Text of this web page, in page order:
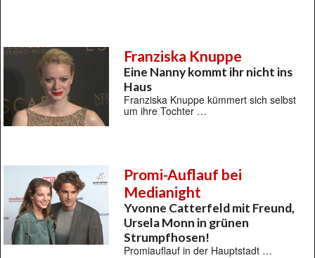
Franziska Knuppe
Eine Nanny kommt ihr nicht ins
Haus
Franziska Knuppe kümmert sich selbst
um ihre Tochter …
Promi-Auflauf bei
Medianight
Yvonne Catterfeld mit Freund,
Ursela Monn in grünen
Strumpfhosen!
Promiauflauf in der Hauptstadt …